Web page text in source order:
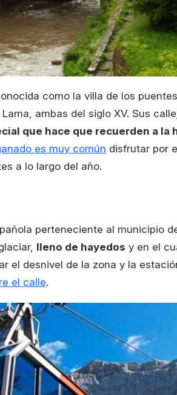
como la villa de los
ambas del siglo XV. Sus
que hace que recuerden a la
es muy común disfrutar por
a lo largo del año.
perteneciente al municipio
lleno de hayedos y en el
el desnivel de la zona y la
el calle.